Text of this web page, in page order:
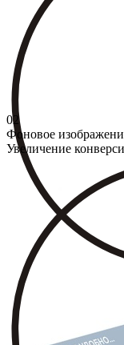
02
Фоновое
Увеличение